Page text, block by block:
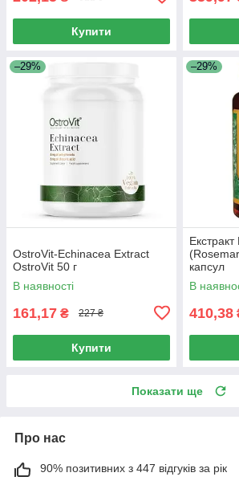
Купити
–29%
OstroVit-Echinacea Extract
OstroVit 50 г
В наявності
161,17 ₴ 227 ₴
Купити
–29%
капсул
В
410,38
Показати ще
Про нас
90% позитивних з 447 відгуків за рік